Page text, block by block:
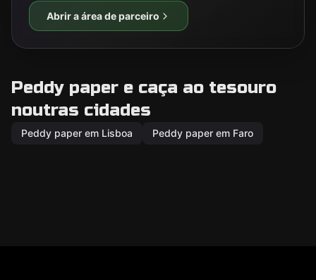
Abrir a área de parceiro
Peddy paper e caça ao tesouro
noutras cidades
Peddy paper em Lisboa Peddy paper em Faro